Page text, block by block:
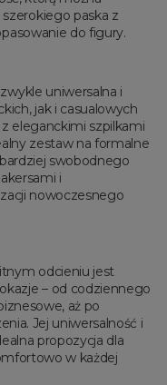
paska z
do figury.
uniwersalna i
jak i casualowych
eleganckimi szpilkami
zestaw na formalne
swobodnego
i
nowoczesnego
odcieniu jest
– od codziennego
aż po
Jej uniwersalność i
propozycja dla
w każdej